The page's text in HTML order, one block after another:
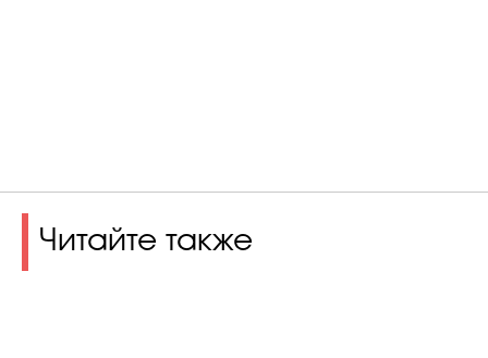
Читайте также